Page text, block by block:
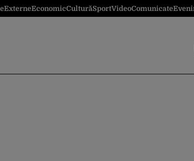
ExterneEconomicCulturăSportVideoComunicate